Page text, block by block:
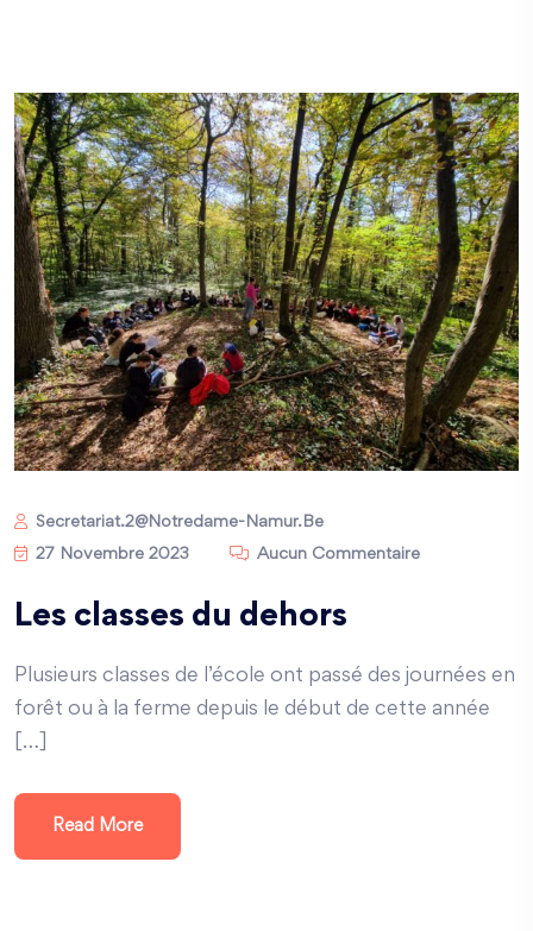
Secretariat.2@notredame-Namur.be
27 Novembre 2023 Aucun Commentaire
Les classes du dehors
Plusieurs classes de l’école ont passé des journées en
forêt ou à la ferme depuis le début de cette année
[…]
Read More